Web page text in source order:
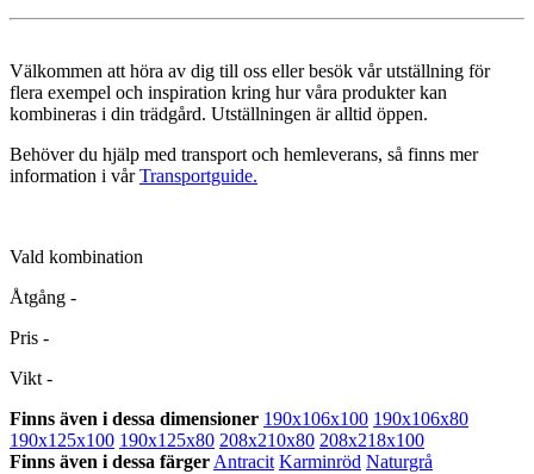
Välkommen att höra av dig till oss eller besök vår utställning för
flera exempel och inspiration kring hur våra produkter kan
kombineras i din trädgård. Utställningen är alltid öppen.
Behöver du hjälp med transport och hemleverans, så finns mer
information i vårTransportguide.
Vald kombination
Åtgång -
Pris -
Vikt -
Finns även i dessa dimensioner 190x106x100 190x106x80
190x125x100 190x125x80 208x210x80 208x218x100
Finns även i dessa färger Antracit Karminröd Naturgrå